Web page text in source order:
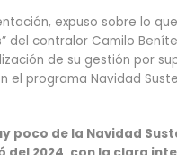
expuso sobre lo
del contralor Camilo
de su gestión por
el programa Navidad
poco de la Navidad